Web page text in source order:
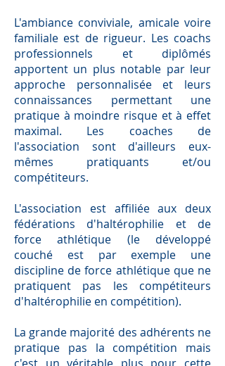
L'ambiance conviviale, amicale voire
familiale est de rigueur. Les coachs
professionnels et diplômés
apportent un plus notable par leur
approche personnalisée et leurs
connaissances permettant une
pratique à moindre risque et à effet
maximal. Les coaches de
l'association sont d'ailleurs eux-
mêmes pratiquants et/ou
compétiteurs.
L'association est affiliée aux deux
fédérations d'haltérophilie et de
force athlétique (le développé
couché est par exemple une
discipline de force athlétique que ne
pratiquent pas les compétiteurs
d'haltérophilie en compétition).
La grande majorité des adhérents ne
pratique pas la compétition mais